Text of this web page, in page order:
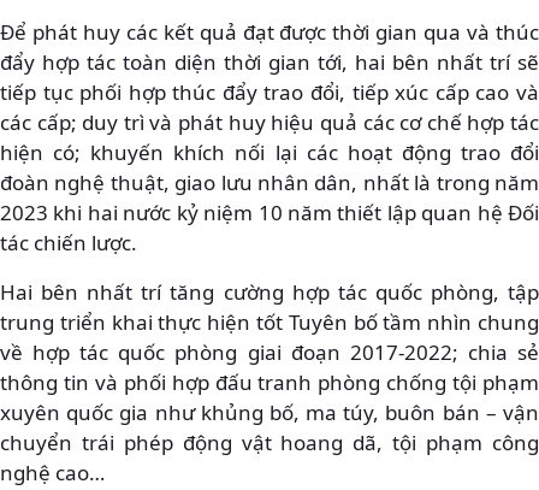
Để phát huy các kết quả đạt được thời gian qua và thúc
đẩy hợp tác toàn diện thời gian tới, hai bên nhất trí sẽ
tiếp tục phối hợp thúc đẩy trao đổi, tiếp xúc cấp cao và
các cấp; duy trì và phát huy hiệu quả các cơ chế hợp tác
hiện có; khuyến khích nối lại các hoạt động trao đổi
đoàn nghệ thuật, giao lưu nhân dân, nhất là trong năm
2023 khi hai nước kỷ niệm 10 năm thiết lập quan hệ Đối
tác chiến lược.
Hai bên nhất trí tăng cường hợp tác quốc phòng, tập
trung triển khai thực hiện tốt Tuyên bố tầm nhìn chung
về hợp tác quốc phòng giai đoạn 2017-2022; chia sẻ
thông tin và phối hợp đấu tranh phòng chống tội phạm
xuyên quốc gia như khủng bố, ma túy, buôn bán – vận
chuyển trái phép động vật hoang dã, tội phạm công
nghệ cao…